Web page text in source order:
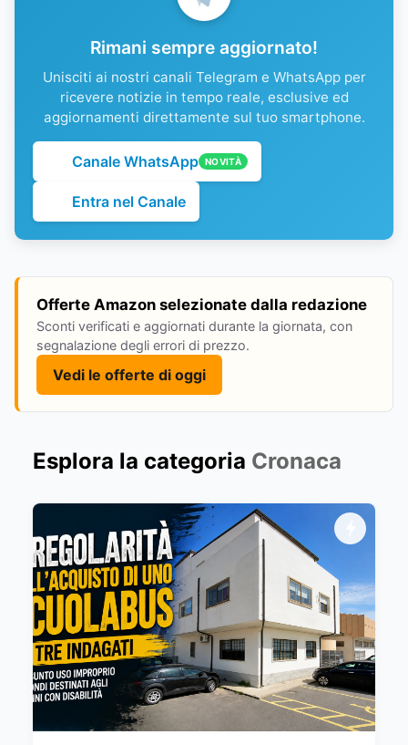
Rimani sempre aggiornato!
Unisciti ai nostri canali Telegram e WhatsApp per
ricevere notizie in tempo reale, esclusive ed
aggiornamenti direttamente sul tuo smartphone.
Canale WhatsApp NOVITÀ
Entra nel Canale
Offerte Amazon selezionate dalla redazione
Sconti verificati e aggiornati durante la giornata, con
segnalazione degli errori di prezzo.
Vedi le offerte di oggi
Esplora la categoria Cronaca